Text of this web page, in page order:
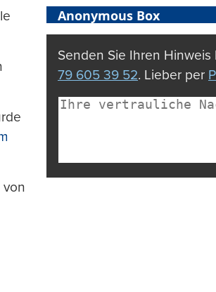
von
Anonymous Box
Senden Sie Ihren Hinweis
79 605 39 52. Lieber per